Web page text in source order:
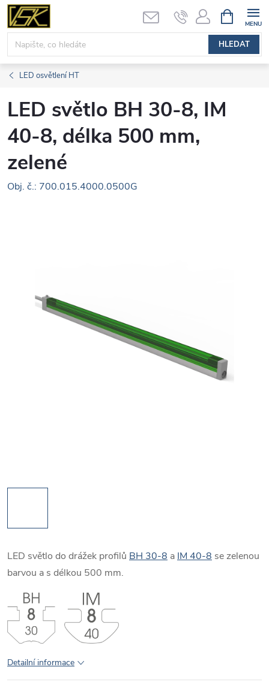
Přejít
obsah
HLEDAT
NÁKUPNÍ
KOŠÍK
LED osvětlení HT
LED světlo BH 30-8, IM
40-8, délka 500 mm,
zelené
Obj. č.: 700.015.4000.0500G
LED světlo do drážek profilů BH 30-8 a IM 40-8 se zelenou
barvou a s délkou 500 mm.
Detailní informace